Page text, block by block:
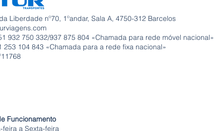
Liberdade nº70, 1ºandar, Sala A, 4750-312 Barcelos
932 750 332/937 875 804 «Chamada para rede móvel nacional»
253 104 843 «Chamada para a rede fixa nacional»
Funcionamento
feira a Sexta-feira